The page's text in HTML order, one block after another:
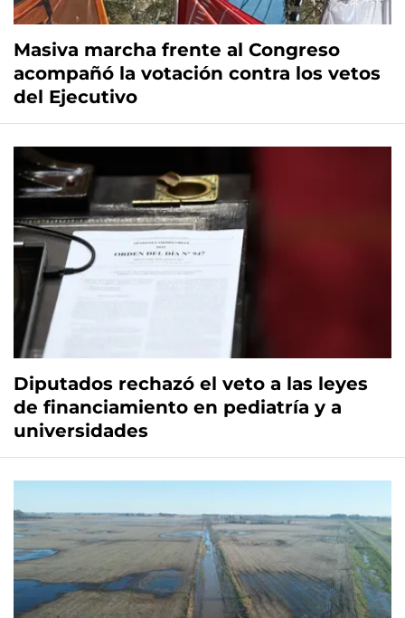
Masiva marcha frente al Congreso
acompañó la votación contra los vetos
del Ejecutivo
Diputados rechazó el veto a las leyes
de financiamiento en pediatría y a
universidades